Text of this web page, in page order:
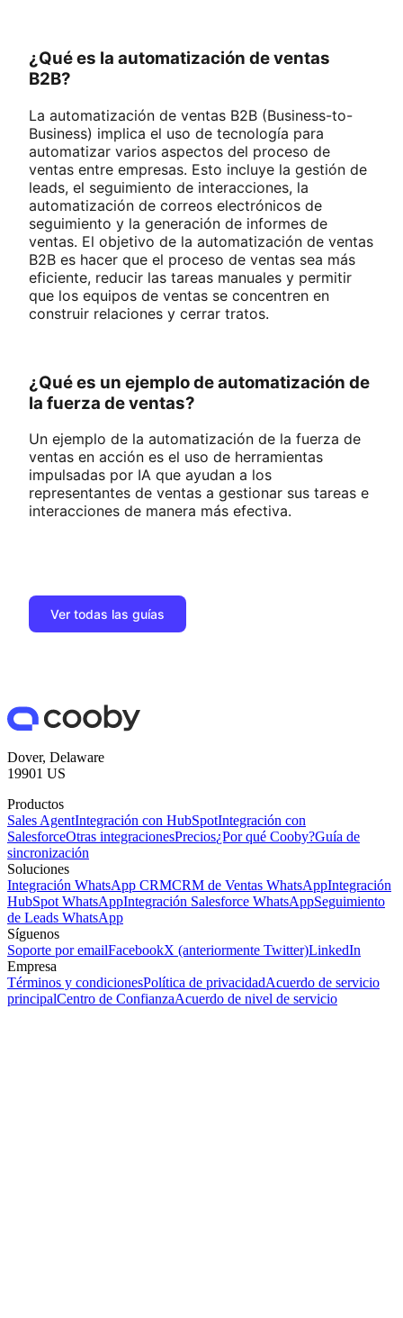
¿Qué es la automatización de ventas
B2B?
La automatización de ventas B2B (Business-to-
Business) implica el uso de tecnología para
automatizar varios aspectos del proceso de
ventas entre empresas. Esto incluye la gestión de
leads, el seguimiento de interacciones, la
automatización de correos electrónicos de
seguimiento y la generación de informes de
ventas. El objetivo de la automatización de ventas
B2B es hacer que el proceso de ventas sea más
eficiente, reducir las tareas manuales y permitir
que los equipos de ventas se concentren en
construir relaciones y cerrar tratos​.
¿Qué es un ejemplo de automatización de
la fuerza de ventas?
Un ejemplo de la automatización de la fuerza de
ventas en acción es el uso de herramientas
impulsadas por IA que ayudan a los
representantes de ventas a gestionar sus tareas e
interacciones de manera más efectiva.
Ver todas las guías
Dover, Delaware
19901 US
Productos
Sales AgentIntegración con HubSpotIntegración con
SalesforceOtras integracionesPrecios¿Por qué Cooby?Guía de
sincronización
Soluciones
Integración WhatsApp CRMCRM de Ventas WhatsAppIntegración
HubSpot WhatsAppIntegración Salesforce WhatsAppSeguimiento
de Leads WhatsApp
Síguenos
Soporte por emailFacebookX (anteriormente Twitter)LinkedIn
Empresa
Términos y condicionesPolítica de privacidadAcuerdo de servicio
principalCentro de ConfianzaAcuerdo de nivel de servicio